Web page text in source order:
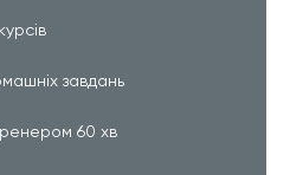
завдань
60 хв